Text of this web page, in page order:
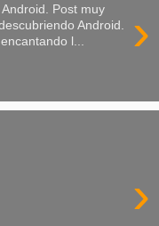
›
Post muy
Android.
l...
›